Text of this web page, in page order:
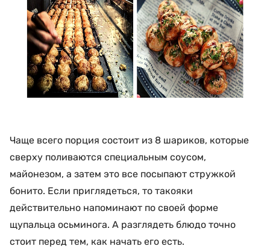
Чаще всего порция состоит из 8 шариков, которые
сверху поливаются специальным соусом,
майонезом, а затем это все посыпают стружкой
бонито. Если приглядеться, то такояки
действительно напоминают по своей форме
щупальца осьминога. А разглядеть блюдо точно
стоит перед тем, как начать его есть.